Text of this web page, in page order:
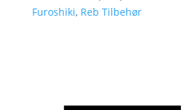
Isa
Furoshiki, Reb Tilbehør